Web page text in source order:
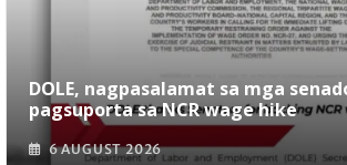
DOLE, nagpasalamat sa mga
pagsuporta sa NCR wage hike
6 AUGUST 2026